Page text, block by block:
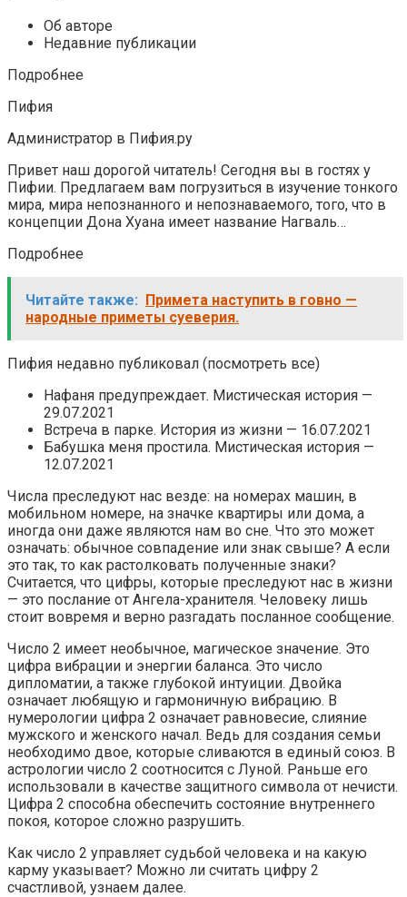
Об авторе
Недавние публикации
Подробнее
Пифия
Администратор в Пифия.ру
Привет наш дорогой читатель! Сегодня вы в гостях у
Пифии. Предлагаем вам погрузиться в изучение тонкого
мира, мира непознанного и непознаваемого, того, что в
концепции Дона Хуана имеет название Нагваль…
Подробнее
Читайте также: Примета наступить в говно —
народные приметы суеверия.
Пифия недавно публиковал (посмотреть все)
Нафаня предупреждает. Мистическая история —
29.07.2021
Встреча в парке. История из жизни — 16.07.2021
Бабушка меня простила. Мистическая история —
12.07.2021
Числа преследуют нас везде: на номерах машин, в
мобильном номере, на значке квартиры или дома, а
иногда они даже являются нам во сне. Что это может
означать: обычное совпадение или знак свыше? А если
это так, то как растолковать полученные знаки?
Считается, что цифры, которые преследуют нас в жизни
— это послание от Ангела-хранителя. Человеку лишь
стоит вовремя и верно разгадать посланное сообщение.
Число 2 имеет необычное, магическое значение. Это
цифра вибрации и энергии баланса. Это число
дипломатии, а также глубокой интуиции. Двойка
означает любящую и гармоничную вибрацию. В
нумерологии цифра 2 означает равновесие, слияние
мужского и женского начал. Ведь для создания семьи
необходимо двое, которые сливаются в единый союз. В
астрологии число 2 соотносится с Луной. Раньше его
использовали в качестве защитного символа от нечисти.
Цифра 2 способна обеспечить состояние внутреннего
покоя, которое сложно разрушить.
Как число 2 управляет судьбой человека и на какую
карму указывает? Можно ли считать цифру 2
счастливой, узнаем далее.